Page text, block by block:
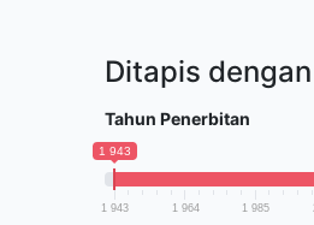
Ditapis dengan
Tahun Penerbitan
1 943
1 943 1 964 1 985